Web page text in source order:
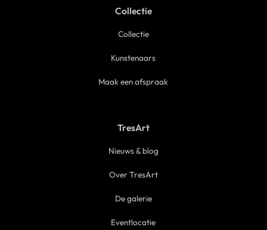
Collectie
Collectie
Kunstenaars
Maak een afspraak
TresArt
Nieuws & blog
Over TresArt
De galerie
Eventlocatie